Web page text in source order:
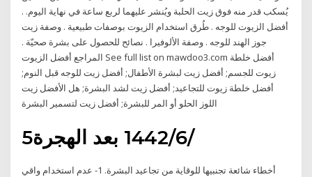
يُسكب قدر منه فوق زيت الحلبة ويُنشر عليهما لربع ساعة في نهاية اليوم. .
أفضل الزيوت للوجه . طُرق استخدام الزيوت بوصفات طبيعية . وصفة زيت
جوز الهند للوجه . وصفة الألوفيرا . نصائح للحصول على بشرة صحيّة .
المراجع أفضل الزيوت See full list on mawdoo3.com أفضل خلطة
زيوت للجسم; أفضل زيت لبشرة الأطفال; أفضل زيت للوجه قبل النوم;
أفضل خلطة زيوت للتجاعيد; أفضل زيت لشد البشرة; هل الأفضل زيت
اللوز الحلو أو المر للبشرة; أفضل زيت لتسمير البشرة
5‏‏/6‏‏/1442 بعد الهجرة
أخطاء شائعة تجنبيها للوقاية من تجاعيد البشرة. 1- عدم استخدام واقي